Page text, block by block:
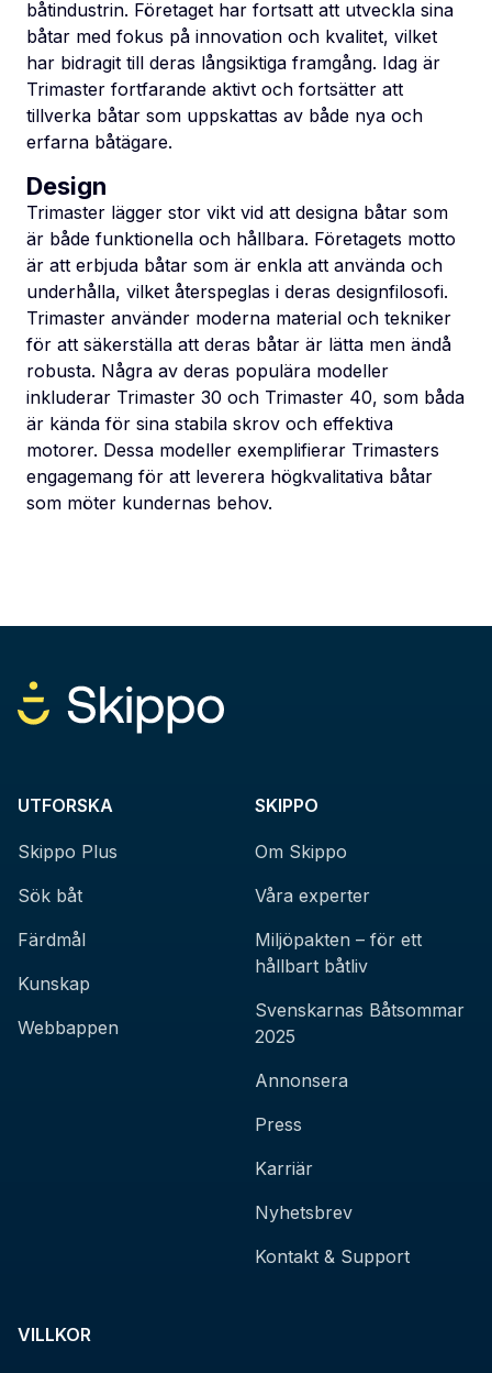
båtindustrin. Företaget har fortsatt att utveckla sina
båtar med fokus på innovation och kvalitet, vilket
har bidragit till deras långsiktiga framgång. Idag är
Trimaster fortfarande aktivt och fortsätter att
tillverka båtar som uppskattas av både nya och
erfarna båtägare.
Design
Trimaster lägger stor vikt vid att designa båtar som
är både funktionella och hållbara. Företagets motto
är att erbjuda båtar som är enkla att använda och
underhålla, vilket återspeglas i deras designfilosofi.
Trimaster använder moderna material och tekniker
för att säkerställa att deras båtar är lätta men ändå
robusta. Några av deras populära modeller
inkluderar Trimaster 30 och Trimaster 40, som båda
är kända för sina stabila skrov och effektiva
motorer. Dessa modeller exemplifierar Trimasters
engagemang för att leverera högkvalitativa båtar
som möter kundernas behov.
UTFORSKA
Skippo Plus
Sök båt
Färdmål
Kunskap
Webbappen
SKIPPO
Om Skippo
Våra experter
Miljöpakten – för ett
hållbart båtliv
Svenskarnas Båtsommar
2025
Annonsera
Press
Karriär
Nyhetsbrev
Kontakt & Support
VILLKOR